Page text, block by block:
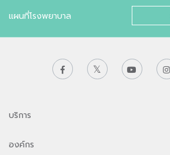
แผนที่โรงพยาบาล
บริการ
องค์กร